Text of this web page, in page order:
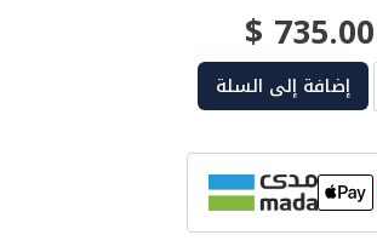
السعر
الأصلي
هو:
$ 940.00.
$ 735.00
الحالي
هو:
$ 735.00.
إضافة إلى السلة